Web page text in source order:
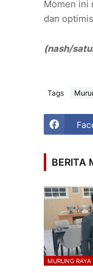
Momen ini
dan
(nash/
Tags
BERITA
MURUNG RAYA